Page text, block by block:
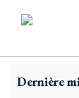
Dernière